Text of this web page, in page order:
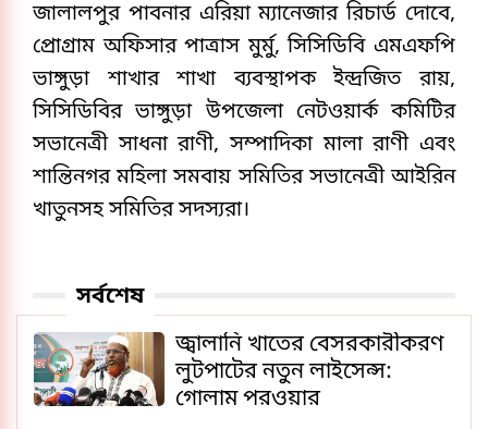
জালালপুর পাবনার এরিয়া ম্যানেজার রিচার্ড দোবে,
প্রোগ্রাম অফিসার পাত্রাস মুর্মু, সিসিডিবি এমএফপি
ভাঙ্গুড়া শাখার শাখা ব্যবস্থাপক ইন্দ্রজিত রায়,
সিসিডিবির ভাঙ্গুড়া উপজেলা নেটওয়ার্ক কমিটির
সভানেত্রী সাধনা রাণী, সম্পাদিকা মালা রাণী এবং
শান্তিনগর মহিলা সমবায় সমিতির সভানেত্রী আইরিন
খাতুনসহ সমিতির সদস্যরা।
সর্বশেষ
জ্বালানি খাতের বেসরকারীকরণ
লুটপাটের নতুন লাইসেন্স:
গোলাম পরওয়ার